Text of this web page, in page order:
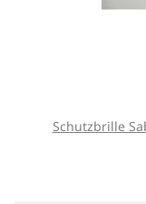
Schutzbrille